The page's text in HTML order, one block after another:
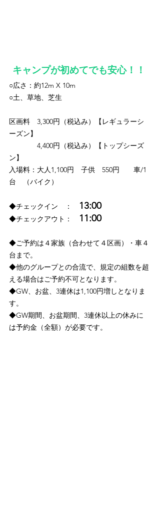
キャンプが初めてでも安心！！
○広さ：約12m X 10m
○土、草地、芝生
区画料 3,300円（税込み）【レギュラーシ
ーズン】
4,400円（税込み）【トップシーズ
ン】
入場料：大人1,100円 子供 550円 車/1
台 （バイク）
◆チェックイン ： 13:00
◆チェックアウト： 11:00
◆ご予約は４家族（合わせて４区画）・車４
台まで。
◆他のグループとの合流で、規定の組数を超
える場合はご予約不可となります。
◆GW、お盆、3連休は1,100円増しとなりま
す。
◆GW期間、お盆期間、3連休以上の休みに
は予約金（全額）が必要です。